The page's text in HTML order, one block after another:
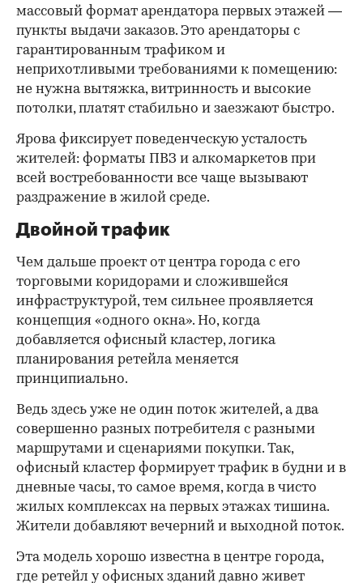
массовый формат арендатора первых этажей —
пункты выдачи заказов. Это арендаторы с
гарантированным трафиком и
неприхотливыми требованиями к помещению:
не нужна вытяжка, витринность и высокие
потолки, платят стабильно и заезжают быстро.
Ярова фиксирует поведенческую усталость
жителей: форматы ПВЗ и алкомаркетов при
всей востребованности все чаще вызывают
раздражение в жилой среде.
Двойной трафик
Чем дальше проект от центра города с его
торговыми коридорами и сложившейся
инфраструктурой, тем сильнее проявляется
концепция «одного окна». Но, когда
добавляется офисный кластер, логика
планирования ретейла меняется
принципиально.
Ведь здесь уже не один поток жителей, а два
совершенно разных потребителя с разными
маршрутами и сценариями покупки. Так,
офисный кластер формирует трафик в будни и в
дневные часы, то самое время, когда в чисто
жилых комплексах на первых этажах тишина.
Жители добавляют вечерний и выходной поток.
Эта модель хорошо известна в центре города,
где ретейл у офисных зданий давно живет